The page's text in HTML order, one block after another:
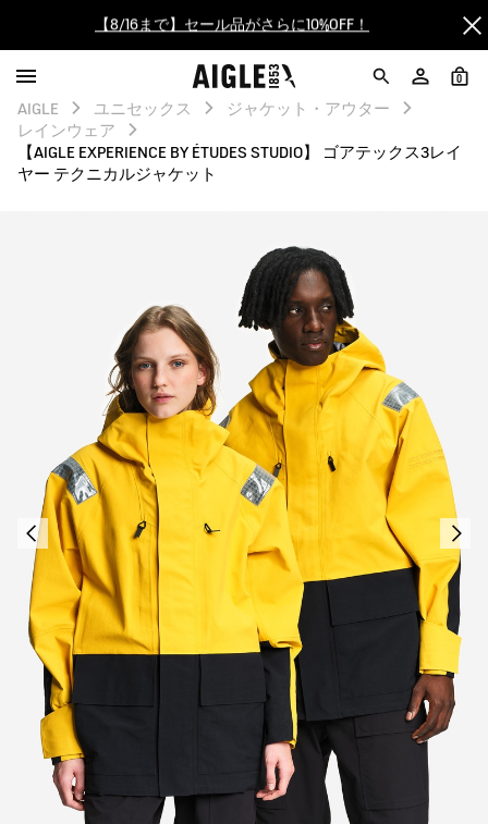
【最大50%OFF】FINAL SALEがスタート！
ログイン/会員登録で送料＆返品無料
AIGLE CLUB ポイントサービス終了のお知らせ
【8/16まで】セール品がさらに10%OFF！
ログイン/会員登録で送料＆返品無料
AIGLE CLUB ポイントサービス終了のお知らせ
0
AIGLE ユニセックス
ジャケット・アウター
レインウェア
【AIGLE EXPERIENCE BY ÉTUDES STUDIO】 ゴアテックス3レイ
ヤー テクニカルジャケット